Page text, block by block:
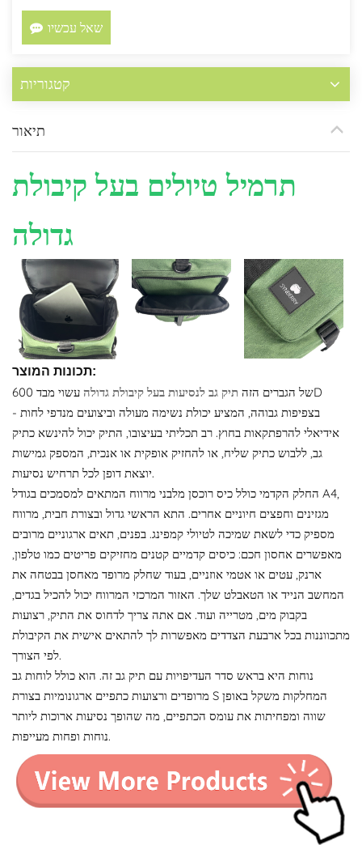
שאל עכשיו
קטגוריות
תיאור
תרמיל טיולים בעל קיבולת
גדולה
תכונות המוצר:
של הגברים הזה תיק גב לנסיעות בעל קיבולת גדולה
עשוי מבד 600D
בצפיפות גבוהה, המציע יכולת נשימה מעולה וביצועים מנדפי לחות -
אידיאלי להרפתקאות בחוץ. רב תכליתי בעיצובו, התיק יכול להינשא כתיק
גב, ללבוש כתיק שליח, או להחזיק אופקית או אנכית, המספק גמישות
יוצאת דופן לכל תרחיש נסיעות.
החלק הקדמי כולל כיס רוכסן מלבני מרווח המתאים למסמכים בגודל A4,
מגזינים וחפצים חיוניים אחרים. התא הראשי גדול ובצורת חבית, מרווח
מספיק כדי לשאת שמיכה לטיולי קמפינג. בפנים, תאים ארגוניים מרובים
מאפשרים אחסון חכם: כיסים קדמיים קטנים מחזיקים פריטים כמו טלפון,
ארנק, עטים או אטמי אוזניים, בעוד שחלק מרופד מאחסן בבטחה את
המחשב הנייד או הטאבלט שלך. האזור המרכזי המרווח יכול להכיל בגדים,
בקבוק מים, מטרייה ועוד. אם אתה צריך לדחוס את התיק, רצועות
מתכווננות בכל ארבעת הצדדים מאפשרות לך להתאים אישית את הקיבולת
לפי הצורך.
נוחות היא בראש סדר העדיפויות עם תיק גב זה. הוא כולל לוחות גב
מרופדים ורצועות כתפיים ארגונומיות בצורת S המחלקות משקל באופן
שווה ומפחיתות את עומס הכתפיים, מה שהופך נסיעות ארוכות ליותר
נוחות ופחות מעייפות.